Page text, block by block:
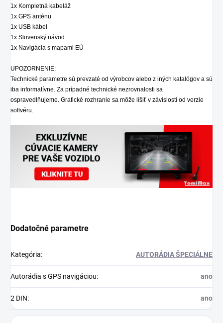
1x Kompletná kabeláž
1x GPS anténu
1x USB kábel
1x Slovenský návod
1x Navigácia s mapami EÚ
UPOZORNENIE:
Technické parametre sú prevzaté od výrobcov alebo z iných katalógov a sú
iba informatívne. Za prípadné technické nezrovnalosti sa
ospravedlňujeme. Grafické rozhranie sa môže líšiť v závislosti od verzie
softvéru.
Dodatočné parametre
Kategória: AUTORÁDIA ŠPECIÁLNE
Autorádia s GPS navigáciou: ano
2 DIN: ano